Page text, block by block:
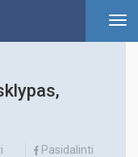
Pasidalinti